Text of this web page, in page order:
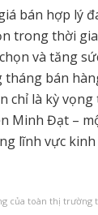
bán hợp lý
trong thời
và tăng
bán
chỉ là kỳ
Minh Đạt –
lĩnh vực kinh
của toàn thị trường